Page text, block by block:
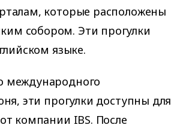
которые расположены
собором. Эти прогулки
языке.
международного
эти прогулки доступны для
компании IBS. После